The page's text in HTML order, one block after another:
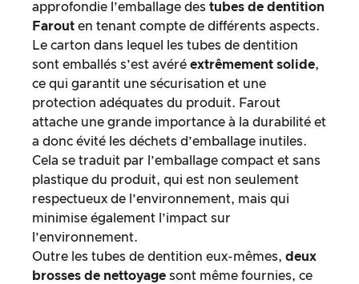
approfondie l’emballage des tubes de dentition
Farout en tenant compte de différents aspects.
Le carton dans lequel les tubes de dentition
sont emballés s’est avéré extrêmement solide,
ce qui garantit une sécurisation et une
protection adéquates du produit. Farout
attache une grande importance à la durabilité et
a donc évité les déchets d’emballage inutiles.
Cela se traduit par l’emballage compact et sans
plastique du produit, qui est non seulement
respectueux de l’environnement, mais qui
minimise également l’impact sur
l’environnement.
Outre les tubes de dentition eux-mêmes, deux
brosses de nettoyage sont même fournies, ce